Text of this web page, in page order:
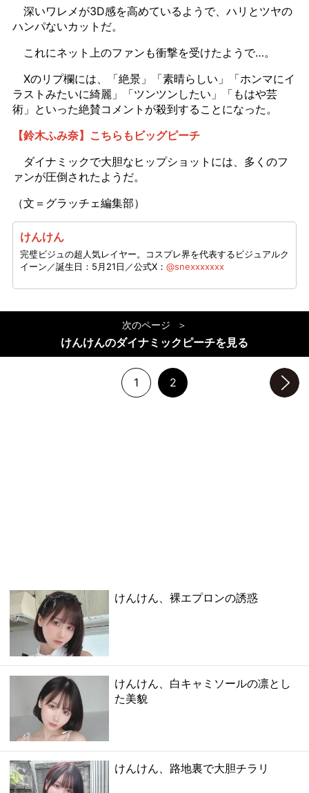
深いワレメが3D感を高めているようで、ハリとツヤの
ハンパないカットだ。
これにネット上のファンも衝撃を受けたようで…。
Xのリプ欄には、「絶景」「素晴らしい」「ホンマにイ
ラストみたいに綺麗」「ツンツンしたい」「もはや芸
術」といった絶賛コメントが殺到することになった。
【鈴木ふみ奈】こちらもビッグピーチ
ダイナミックで大胆なヒップショットには、多くのフ
ァンが圧倒されたようだ。
（文＝グラッチェ編集部）
けんけん
完璧ビジュの超人気レイヤー。コスプレ界を代表するビジュアルク
イーン／誕生日：5月21日／公式X： @snexxxxxxx
次のページ
けんけんのダイナミックピーチを見る
1 2
けんけん、裸エプロンの誘惑
けんけん、白キャミソールの凛とし
た美貌
けんけん、路地裏で大胆チラリ